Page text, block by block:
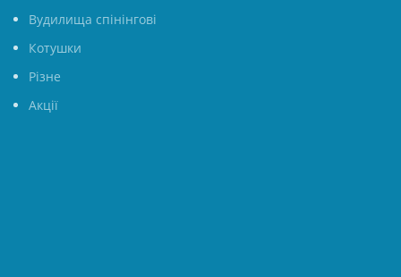
Вудилища спінінгові
Котушки
Різне
Акції